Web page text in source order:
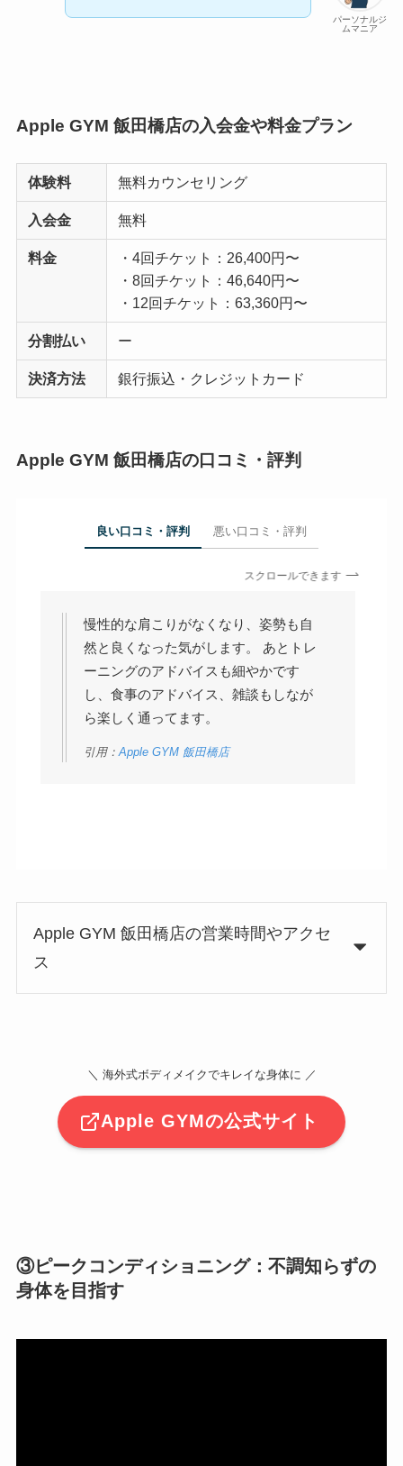
パーソナルジ
ムマニア
Apple GYM 飯田橋店の入会金や料金プラン
体験料 無料カウンセリング
入会金 無料
料金
・4回チケット：26,400円〜
・8回チケット：46,640円〜
・12回チケット：63,360円〜
分割払い ー
決済方法 銀行振込・クレジットカード
Apple GYM 飯田橋店の口コミ・評判
良い口コミ・評判 悪い口コミ・評判
スクロールできます
慢性的な肩こりがなくなり、姿勢も自
然と良くなった気がします。 あとトレ
ーニングのアドバイスも細やかです
し、食事のアドバイス、雑談もしなが
ら楽しく通ってます。
引用：Apple GYM 飯田橋店
Apple GYM 飯田橋店の営業時間やアクセ
ス
＼ 海外式ボディメイクでキレイな身体に ／
Apple GYMの公式サイト
③ピークコンディショニング：不調知らずの
身体を目指す